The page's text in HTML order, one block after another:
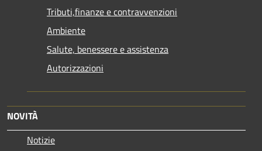
Tributi,finanze e contravvenzioni
Ambiente
Salute, benessere e assistenza
Autorizzazioni
NOVITÀ
Notizie